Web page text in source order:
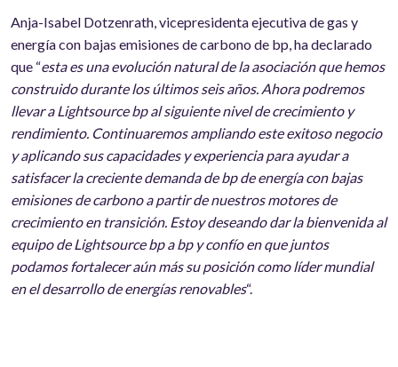
Anja-Isabel Dotzenrath, vicepresidenta ejecutiva de gas y
energía con bajas emisiones de carbono de bp, ha declarado
que “esta es una evolución natural de la asociación que hemos
construido durante los últimos seis años. Ahora podremos
llevar a Lightsource bp al siguiente nivel de crecimiento y
rendimiento. Continuaremos ampliando este exitoso negocio
y aplicando sus capacidades y experiencia para ayudar a
satisfacer la creciente demanda de bp de energía con bajas
emisiones de carbono a partir de nuestros motores de
crecimiento en transición. Estoy deseando dar la bienvenida al
equipo de Lightsource bp a bp y confío en que juntos
podamos fortalecer aún más su posición como líder mundial
en el desarrollo de energías renovables“.